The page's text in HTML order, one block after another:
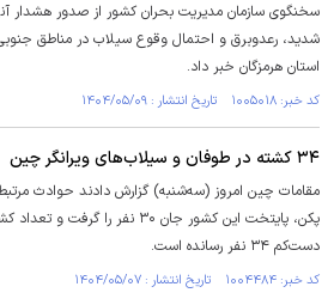
سخنگوی سازمان مدیریت بحران کشور از صدور هشدار
شدید، رعدوبرق و احتمال وقوع سیلاب در مناطق
استان هرمزگان خبر داد.
کد خبر: ۱۰۰۵۰۱۸ تاریخ انتشار : ۱۴۰۴/۰۵/۰۹
۳۴ کشته در طوفان و سیلاب‌های ویرانگر چین
مقامات چین امروز (سه‌شنبه) گزارش دادند حوادث
پکن، پایتخت این کشور جان ۳۰ نفر
دست‌کم ۳۴ نفر رسانده است.
کد خبر: ۱۰۰۴۴۸۴ تاریخ انتشار : ۱۴۰۴/۰۵/۰۷